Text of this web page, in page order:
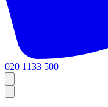
020 1133 500